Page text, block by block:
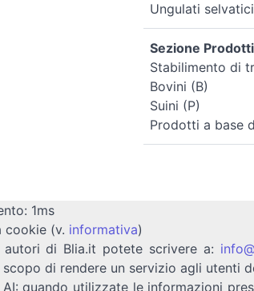
Ungulati
Sezione
Stabilimento di
Bovini (B)
Suini (P)
Prodotti a base
1ms
cookie (v. informativa)
di Blia.it potete scrivere a:
di rendere un servizio agli utenti
quando utilizzate le informazioni